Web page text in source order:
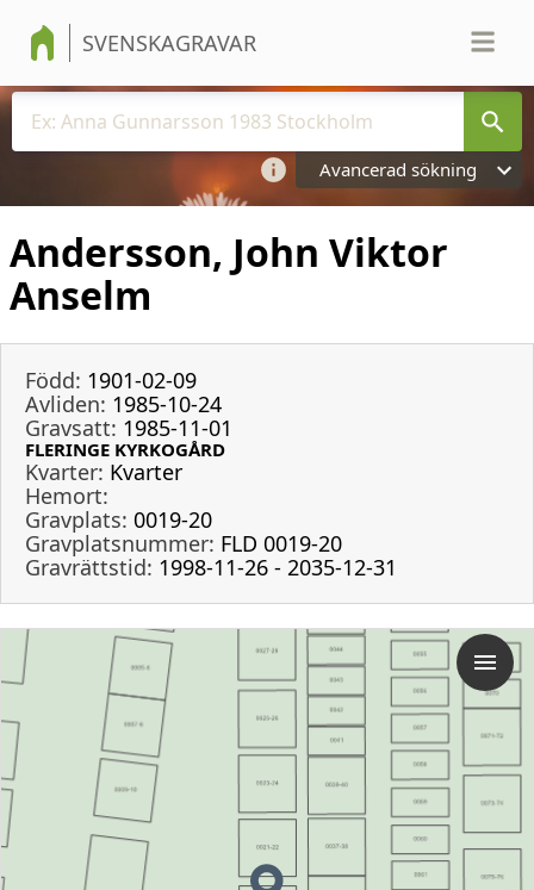
SVENSKAGRAVAR
Avancerad sökning
Andersson, John Viktor
Anselm
Född: 1901-02-09
Avliden: 1985-10-24
Gravsatt: 1985-11-01
FLERINGE KYRKOGÅRD
Kvarter: Kvarter
Hemort:
Gravplats: 0019-20
Gravplatsnummer: FLD 0019-20
Gravrättstid: 1998-11-26 - 2035-12-31